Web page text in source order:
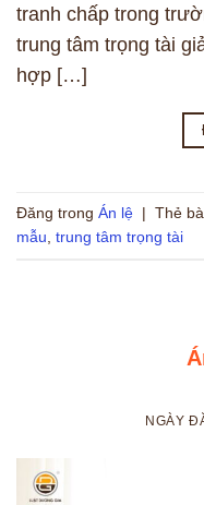
tranh chấp trong
trung tâm trọng tài
hợp […]
Đăng trong Án lệ | Thẻ
mẫu, trung tâm trọng tài
NGÀY